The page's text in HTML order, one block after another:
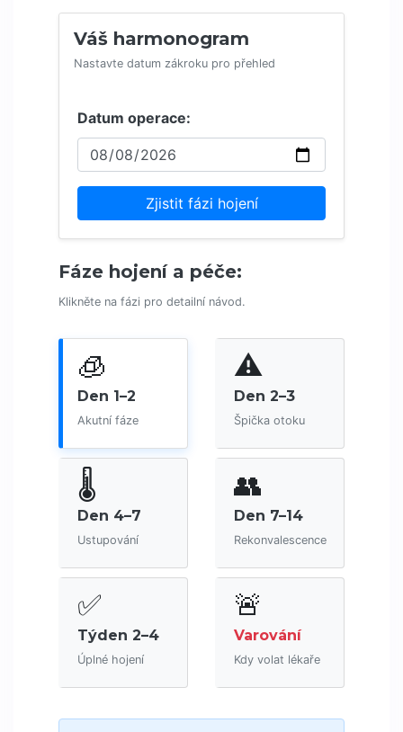
Váš harmonogram
Nastavte datum zákroku pro přehled
Datum operace:
Zjistit fázi hojení
Fáze hojení a péče:
Klikněte na fázi pro detailní návod.
🧊
Den 1–2
Akutní fáze
⚠️
Den 2–3
Špička otoku
🌡️
Den 4–7
Ustupování
👥
Den 7–14
Rekonvalescence
✅
Týden 2–4
Úplné hojení
🚨
Varování
Kdy volat lékaře